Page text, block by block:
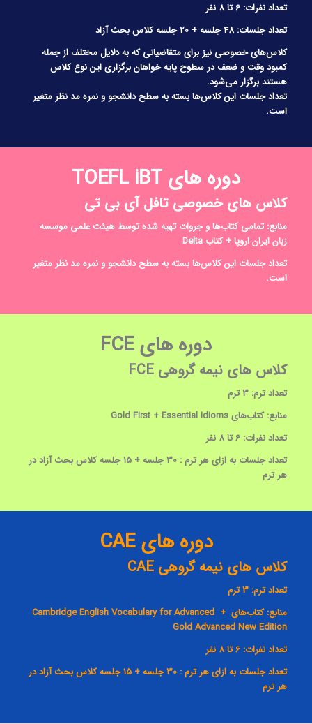
تعداد نفرات: 6 تا 8 نفر
تعداد جلسات: 48 جلسه + 20 جلسه کلاس بحث آزاد
کلاس‌های خصوصی نیز برای متقاضیانی که به دلایل مختلف از جمله
کمبود وقت و ضعف در سطوح پایه خواهان برگزاری این نوع کلاس
هستند برگزار می‌شود.
تعداد جلسات این کلاس‌ها بسته به سطح دانشجو و نمره مد نظر متغیر
است.
دوره‌ های TOEFL iBT
کلاس‌ های خصوصی تافل آی بی تی
منابع: تمامی کتاب‌ها و جروات تهیه شده توسط هیئت علمی موسسه
زبان ایران اروپا + کتاب Delta
تعداد جلسات این کلاس‌ها بسته به سطح دانشجو و نمره مد نظر متغیر
است.
دوره‌ های FCE
کلاس‌ های نیمه گروهی FCE
تعداد ترم: 3 ترم
منابع: کتاب‌های Gold First + Essential Idioms
تعداد نفرات: 6 تا 8 نفر
تعداد جلسات به ازای هر ترم : 30 جلسه + 15 جلسه کلاس بحث آزاد در
هر ترم
دوره‌ های CAE
کلاس‌ های نیمه گروهی CAE
تعداد ترم: 3 ترم
منابع: کتاب‌های Cambridge English Vocabulary for Advanced +
Gold Advanced New Edition
تعداد نفرات: 6 تا 8 نفر
تعداد جلسات به ازای هر ترم : 30 جلسه + 15 جلسه کلاس بحث آزاد در
هر ترم